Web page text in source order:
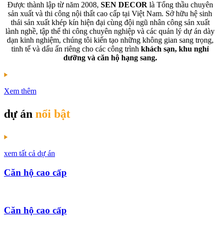
Được thành lập từ năm 2008, SEN DECOR là Tổng thầu chuyên
sản xuất và thi công nội thất cao cấp tại Việt Nam. Sở hữu hệ sinh
thái sản xuất khép kín hiện đại cùng đội ngũ nhân công sản xuất
lành nghề, tập thể thi công chuyên nghiệp và các quản lý dự án dày
dạn kinh nghiệm, chúng tôi kiến tạo những không gian sang trọng,
tinh tế và dấu ấn riêng cho các công trình khách sạn, khu nghỉ
dưỡng và căn hộ hạng sang.
Xem thêm
dự án nổi bật
xem tất cả dự án
Căn hộ cao cấp
Căn hộ cao cấp